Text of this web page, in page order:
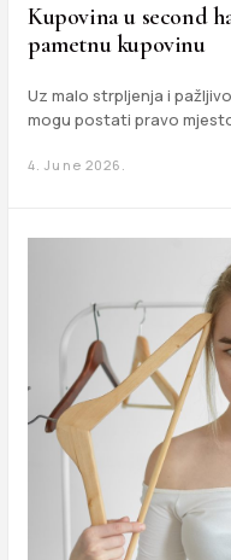
Kupovina u second
pametnu kupovinu
Uz malo strpljenja i
mogu postati pravo
4. June 2026.